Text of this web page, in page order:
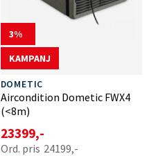
3
KAMPANJ
DOMETIC
Aircondition Dometic FWX4
(<8m)
23399,-
24199,-